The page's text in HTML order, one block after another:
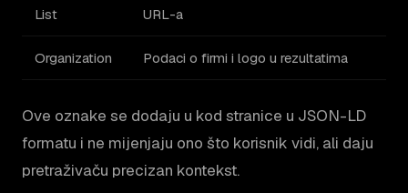
List
URL-a
Organization Podaci o firmi i logo u rezultatima
Ove oznake se dodaju u kod stranice u JSON-LD
formatu i ne mijenjaju ono što korisnik vidi, ali daju
pretraživaču precizan kontekst.